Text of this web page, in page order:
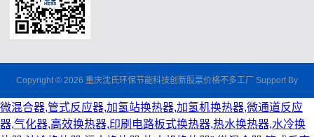
Copyright © 2026 重庆沈氏环保节能科技创新股票价格不多工厂 Support By
微混合器,管式反应器,加氢站换热器,加氢机换热器,微通道反应
器,气化器,高效换热器,印刷电路板式换热器,热水换热器,水冷换